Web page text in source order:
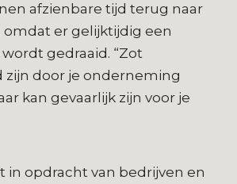
afzienbare tijd terug naar
omdat er gelijktijdig een
gedraaid. “Zot
zijn door je onderneming
kan gevaarlijk zijn voor je
in opdracht van bedrijven en